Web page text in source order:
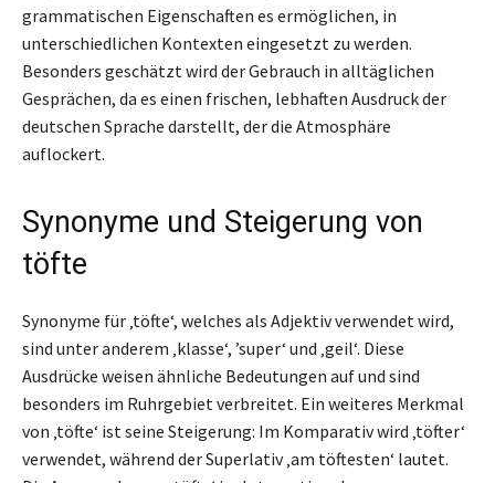
grammatischen Eigenschaften es ermöglichen, in
unterschiedlichen Kontexten eingesetzt zu werden.
Besonders geschätzt wird der Gebrauch in alltäglichen
Gesprächen, da es einen frischen, lebhaften Ausdruck der
deutschen Sprache darstellt, der die Atmosphäre
auflockert.
Synonyme und Steigerung von
töfte
Synonyme für ‚töfte‘, welches als Adjektiv verwendet wird,
sind unter anderem ‚klasse‘, ’super‘ und ‚geil‘. Diese
Ausdrücke weisen ähnliche Bedeutungen auf und sind
besonders im Ruhrgebiet verbreitet. Ein weiteres Merkmal
von ‚töfte‘ ist seine Steigerung: Im Komparativ wird ‚töfter‘
verwendet, während der Superlativ ‚am töftesten‘ lautet.